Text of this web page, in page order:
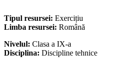
Tipul resursei: Exercițiu
Limba resursei: Română
Nivelul: Clasa a IX-a
Disciplina: Discipline tehnice